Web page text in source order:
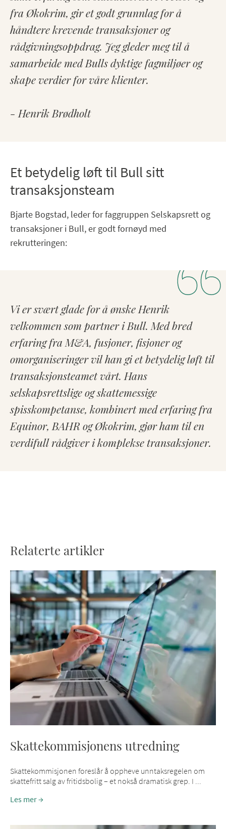
fra Økokrim, gir et godt grunnlag for å
håndtere krevende transaksjoner og
rådgivningsoppdrag. Jeg gleder meg til å
samarbeide med Bulls dyktige fagmiljøer og
skape verdier for våre klienter.
- Henrik Brødholt
Et betydelig løft til Bull sitt
transaksjonsteam
Bjarte Bogstad, leder for faggruppen Selskapsrett og
transaksjoner i Bull, er godt fornøyd med
rekrutteringen:
Vi er svært glade for å ønske Henrik
velkommen som partner i Bull. Med bred
erfaring fra M&A, fusjoner, fisjoner og
omorganiseringer vil han gi et betydelig løft til
transaksjonsteamet vårt. Hans
selskapsrettslige og skattemessige
spisskompetanse, kombinert med erfaring fra
Equinor, BAHR og Økokrim, gjør ham til en
verdifull rådgiver i komplekse transaksjoner.
Relaterte artikler
Skattekommisjonens utredning
Skattekommisjonen foreslår å oppheve unntaksregelen om
skattefritt salg av fritidsbolig – et nokså dramatisk grep. I ...
Les mer